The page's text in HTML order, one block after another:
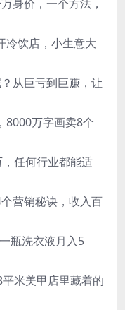
身价，一个方法，
冷饮店，小生意大
从巨亏到巨赚，让
8000万字画卖8个
任何行业都能适
营销秘诀，收入百
瓶洗衣液月入5
米美甲店里藏着的